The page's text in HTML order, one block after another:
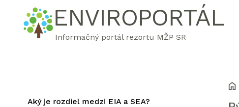
ENVIROPORTÁL
Informačný portál rezortu MŽP SR
Aký je rozdiel medzi EIA a SEA?